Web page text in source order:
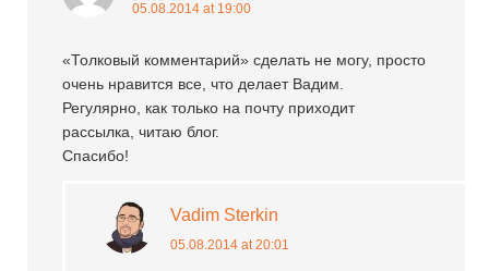
05.08.2014 at 19:00
«Толковый комментарий» сделать не могу, просто
очень нравится все, что делает Вадим.
Регулярно, как только на почту приходит
рассылка, читаю блог.
Спасибо!
Vadim Sterkin
05.08.2014 at 20:01